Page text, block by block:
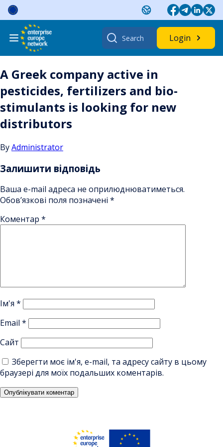
Skip
content
Search
for:
Login
A Greek company active in
pesticides, fertilizers and bio-
stimulants is looking for new
distributors
ByAdministrator
Залишити відповідь
Ваша e-mail адреса не оприлюднюватиметься.
Обов’язкові поля позначені *
Коментар *
Ім'я *
Email *
Сайт
Зберегти моє ім'я, e-mail, та адресу сайту в цьому
браузері для моїх подальших коментарів.